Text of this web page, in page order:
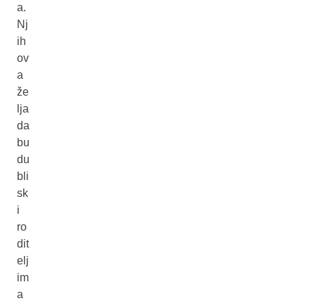
a.
Nj
ih
ov
a
že
lja
da
bu
du
bli
sk
i
ro
dit
elj
im
a